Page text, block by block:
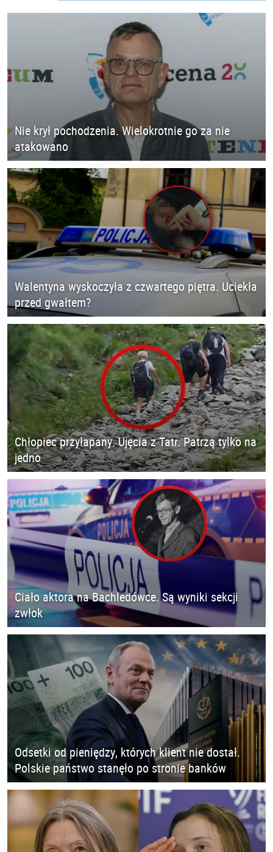
Nie krył pochodzenia. Wielokrotnie go za nie
atakowano
Walentyna wyskoczyła z czwartego piętra. Uciekła
przed gwałtem?
Chłopiec przyłapany. Ujęcia z Tatr. Patrzą tylko na
jedno
Ciało aktora na Bachledówce. Są wyniki sekcji
zwłok
Odsetki od pieniędzy, których klient nie dostał.
Polskie państwo stanęło po stronie banków